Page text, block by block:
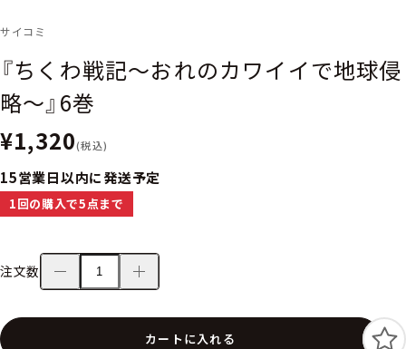
サイコミ
『ちくわ戦記～おれのカワイイで地球侵
略～』6巻
¥1,320(税込)
15営業日以内に発送予定
1回の購入で5点まで
注文数
カートに入れる